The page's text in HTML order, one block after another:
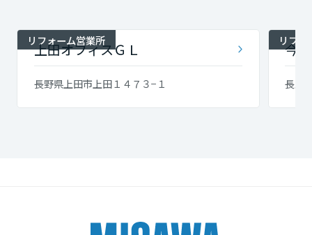
リフォーム営業所
上田オフィスＧＬ
長野県上田市上田１４７３−１
リフ
今
長野
大分県